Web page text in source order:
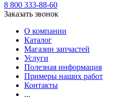
8 800 333-88-60
Заказать звонок
О компании
Каталог
Магазин запчастей
Услуги
Полезная информация
Примеры наших работ
Контакты
...